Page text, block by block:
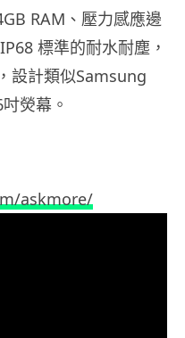
RAM、壓力感應邊
標準的耐水耐塵，
設計類似Samsung
熒幕。
askmore/